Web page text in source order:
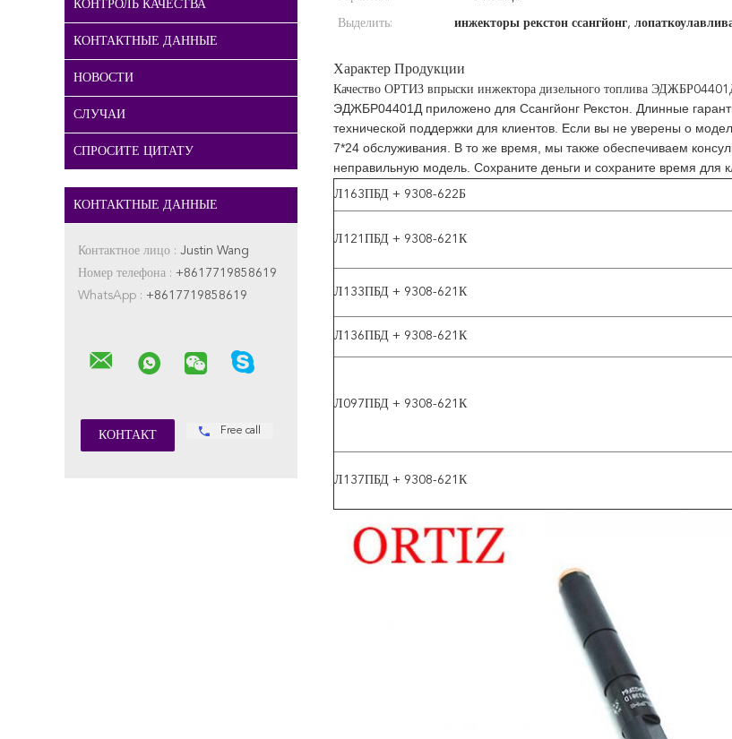
КОНТРОЛЬ КАЧЕСТВА
КОНТАКТНЫЕ ДАННЫЕ
НОВОСТИ
СЛУЧАИ
СПРОСИТЕ ЦИТАТУ
КОНТАКТНЫЕ ДАННЫЕ
Контактное лицо : Justin Wang
Номер телефона : +8617719858619
WhatsApp : +8617719858619
Free call
Выделить: инжекторы рекстон ссангйонг,
Характер Продукции
Качество ОРТИЗ впрыски инжектора дизельного топлива
ЭДЖБР04401Д приложено для Ссангйонг Рекстон. Длинные
технической поддержки для клиентов. Если вы не уверены о
7*24 обслуживания. В то же время, мы также обеспечиваем
неправильную модель. Сохраните деньги и сохраните время для
Л163ПБД + 9308-622Б
Л121ПБД + 9308-621К
Л133ПБД + 9308-621К
Л136ПБД + 9308-621К
Л097ПБД + 9308-621К
Л137ПБД + 9308-621К